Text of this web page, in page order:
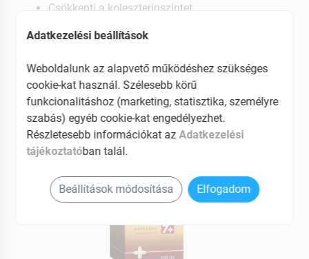
Csökkenti a koleszterinszintet
Adatkezelési beállítások
Weboldalunk az alapvető működéshez szükséges
cookie-kat használ. Szélesebb körű
funkcionalitáshoz (marketing, statisztika, személyre
szabás) egyéb cookie-kat engedélyezhet.
Részletesebb információkat azAdatkezelési
tájékoztatóban talál.
Beállítások módosítása Elfogadom